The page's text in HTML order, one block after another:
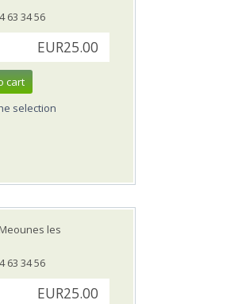
63 34 56
EUR25.00
cart
selection
les
63 34 56
EUR25.00